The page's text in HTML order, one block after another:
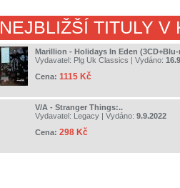
NEJBLIŽŠÍ TITULY V
Marillion - Holidays In Eden (3CD+Blu-
Vydavatel: Plg Uk Classics | Vydáno:
Cena: 1115 Kč
V/A - Stranger Things:..
Vydavatel: Legacy | Vydáno: 9.9.2022
Cena: 298 Kč